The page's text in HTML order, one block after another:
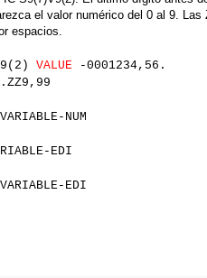
el valor numérico del 0 al 9. Las
espacios.
VALUE
-0001234,56.
NUM
EDI
EDI